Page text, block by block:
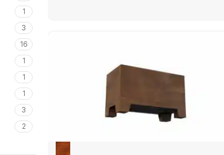
1
3
16
1
1
1
3
2